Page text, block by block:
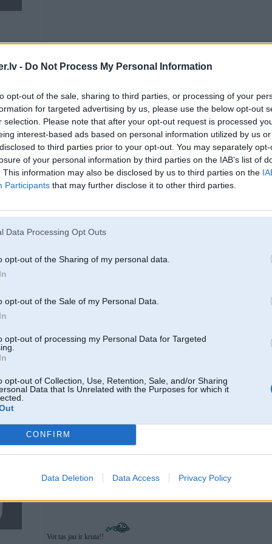
- Do Not Process My Personal Information
opt-out of the sale, sharing to third parties, or processing of your
for targeted advertising by us, please use the below opt-out
selection. Please note that after your opt-out request is processed
interest-based ads based on personal information utilized by us
to third parties prior to your opt-out. You may separately
of your personal information by third parties on the IAB’s list of
This information may also be disclosed by us to third parties on the
Participants that may further disclose it to other third parties.
Data Processing Opt Outs
opt-out of the Sharing of my personal data.
opt-out of the Sale of my Personal Data.
opt-out of processing my Personal Data for Targeted
opt-out of Collection, Use, Retention, Sale, and/or Sharing
Data that Is Unrelated with the Purposes for which it
CONFIRM
Data Deletion Data Access Privacy Policy
Internetu pabrowzējot tak ir visādi varianti. 16:9 ar jaunāko maģi bm54
variantos: appist CD maģi, appist kasešu deku. Nu daudz un dikti, ķīniešu
neskatītos). Neesmu pabeidzis, bet savā 4:3 pielodējos kasetei klāt, vienīgias
Googlē, gan ir vairāk info krieviski vai vācu mēlē, bet pielodēties var praktiski
[ Šo ziņu laboja edzhaans, 10 Oct 2014, 16:01:59 ]
ratiem pa
Tak ir pilns ar ljauziem, kam line out, aux, usb ir pilnigi viens un tas pats
Ir pat tadi, kas doma, ka no usb fleshkas nak ara jau gatava skanja un ir
diagnostika, elektronikas remonts & pretaizdzīšanas iekārtas.
10. Oct 2014, 16:09
10 Oct 2014, 16:06:52 Driver rakstīja:
Vot tas jau ir kruta!!